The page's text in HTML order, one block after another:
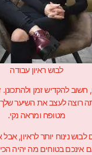
לבוש ראיון עבודה
חשוב להקדיש זמן
רוצה לעצב את השיער
מטופח ומראה נקי.
נינוח יותר לראיון,
אינכם בטוחים מה יהיה הכי